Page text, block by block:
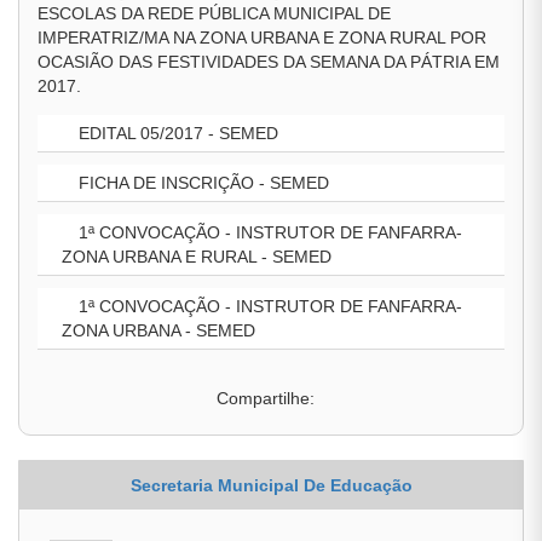
ESCOLAS DA REDE PÚBLICA MUNICIPAL DE
IMPERATRIZ/MA NA ZONA URBANA E ZONA RURAL POR
OCASIÃO DAS FESTIVIDADES DA SEMANA DA PÁTRIA EM
2017.
EDITAL 05/2017 - SEMED
FICHA DE INSCRIÇÃO - SEMED
1ª CONVOCAÇÃO - INSTRUTOR DE FANFARRA-
ZONA URBANA E RURAL - SEMED
1ª CONVOCAÇÃO - INSTRUTOR DE FANFARRA-
ZONA URBANA - SEMED
Compartilhe:
Secretaria Municipal De Educação